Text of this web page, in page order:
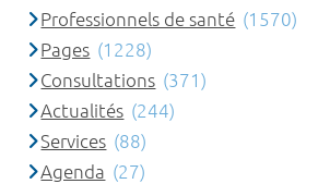
Professionnels de santé (1570)
Pages (1228)
Consultations (371)
Actualités (244)
Services (88)
Agenda (27)